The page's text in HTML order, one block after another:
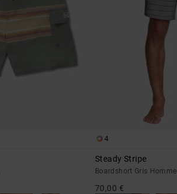
4
Steady Stripe
Boardshort Gris Homme
70,00 €